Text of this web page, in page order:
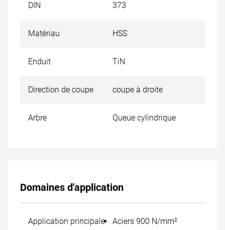
DIN 373
Matériau HSS
Enduit TiN
Direction de coupe coupe à droite
Arbre Queue cylindrique
Domaines d'application
Application principale Aciers 900 N/mm²